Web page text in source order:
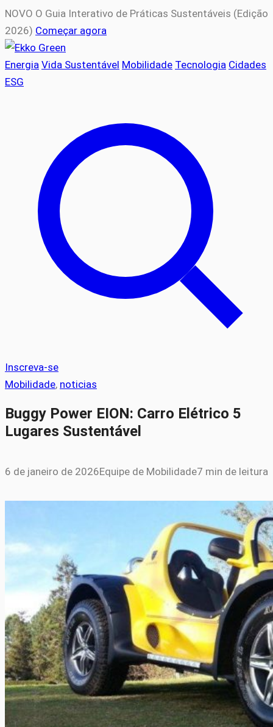
NOVO O Guia Interativo de Práticas Sustentáveis (Edição
2026) Começar agora
Energia Vida Sustentável Mobilidade Tecnologia Cidades
ESG
Inscreva-se
Mobilidade, noticias
Buggy Power EION: Carro Elétrico 5
Lugares Sustentável
6 de janeiro de 2026Equipe de Mobilidade7 min de leitura